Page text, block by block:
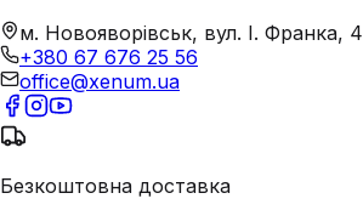
м. Новояворівськ, вул. І. Франка, 4
+380 67 676 25 56
office@xenum.ua
Безкоштовна доставка